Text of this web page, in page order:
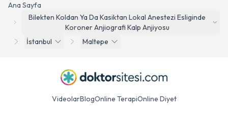
Ana Sayfa
Bilekten Koldan Ya Da Kasiktan Lokal Anestezi Esliginde
Koroner Anjiografi Kalp Anjiyosu
İstanbul
Maltepe
VideolarBlogOnline TerapiOnline Diyet